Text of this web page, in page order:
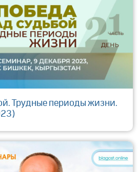
Трудные периоды жизни.